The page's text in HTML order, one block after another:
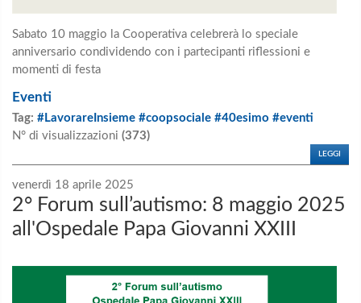
Sabato 10 maggio la Cooperativa celebrerà lo speciale
anniversario condividendo con i partecipanti riflessioni e
momenti di festa
Eventi
Tag: #LavorareInsieme #coopsociale #40esimo #eventi
N° di visualizzazioni (373)
LEGGI
venerdì 18 aprile 2025
2° Forum sull’autismo: 8 maggio 2025
all'Ospedale Papa Giovanni XXIII